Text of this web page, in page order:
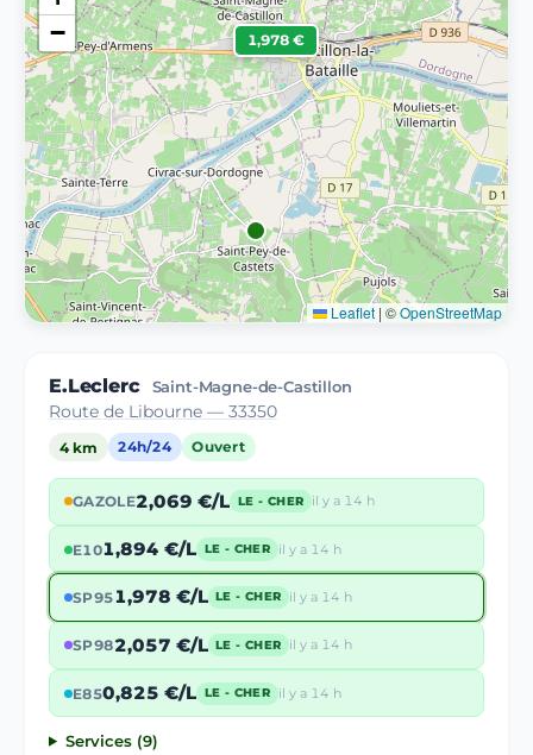
1,978 €
−
Leaflet | ©OpenStreetMap
E.Leclerc Saint-Magne-de-Castillon
Route de Libourne — 33350
4 km 24h/24 Ouvert
GAZOLE2,069 €/L LE - CHER il y a 14 h
E101,894 €/L LE - CHER il y a 14 h
SP951,978 €/L LE - CHER il y a 14 h
SP982,057 €/L LE - CHER il y a 14 h
E850,825 €/L LE - CHER il y a 14 h
Services (9)